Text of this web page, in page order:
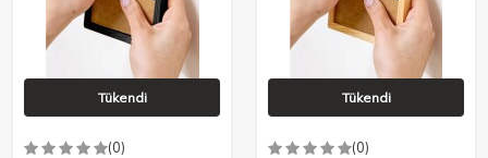
Tükendi
(0)
Tükendi
(0)